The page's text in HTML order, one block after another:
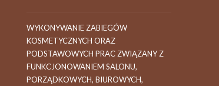
WYKONYWANIE ZABIEGÓW
KOSMETYCZNYCH ORAZ
PODSTAWOWYCH PRAC ZWIĄZANY Z
FUNKCJONOWANIEM SALONU,
PORZĄDKOWYCH, BIUROWYCH,